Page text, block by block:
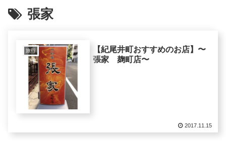
張家
旅行
【紀尾井町おすすめのお店】〜
張家 麹町店〜
2017.11.15